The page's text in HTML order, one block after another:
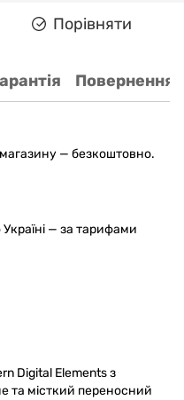
Порівняти
Повернення
— безкоштовно.
— за тарифами
Digital Elements з
та місткий переносний